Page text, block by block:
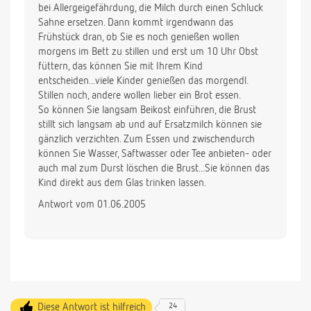
bei Allergeigefährdung, die Milch durch einen Schluck
Sahne ersetzen. Dann kommt irgendwann das
Frühstück dran, ob Sie es noch genießen wollen
morgens im Bett zu stillen und erst um 10 Uhr Obst
füttern, das können Sie mit Ihrem Kind
entscheiden...viele Kinder genießen das morgendl.
Stillen noch, andere wollen lieber ein Brot essen.
So können Sie langsam Beikost einführen, die Brust
stillt sich langsam ab und auf Ersatzmilch können sie
gänzlich verzichten. Zum Essen und zwischendurch
können Sie Wasser, Saftwasser oder Tee anbieten- oder
auch mal zum Durst löschen die Brust...Sie können das
Kind direkt aus dem Glas trinken lassen.
Antwort vom 01.06.2005
Diese Antwort ist hilfreich 24